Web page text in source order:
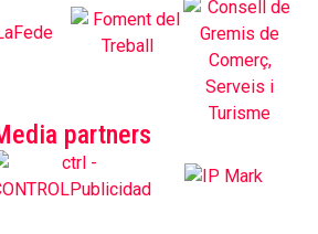
partners